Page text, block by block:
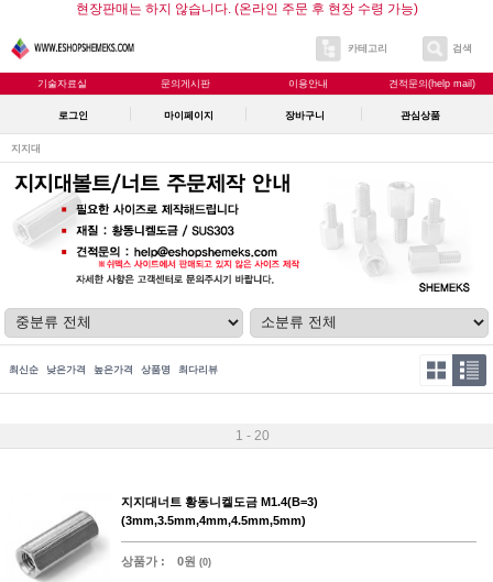
현장판매는 하지 않습니다. (온라인 주문 후 현장 수령 가능)
카테고리 검색
기술자료실 문의게시판 이용안내 견적문의(help mail)
로그인 마이페이지 장바구니 관심상품
지지대
최신순 낮은가격 높은가격 상품명 최다리뷰
1 - 20
지지대너트 황동니켈도금 M1.4(B=3)
(3mm,3.5mm,4mm,4.5mm,5mm)
상품가 : 0원 (0)